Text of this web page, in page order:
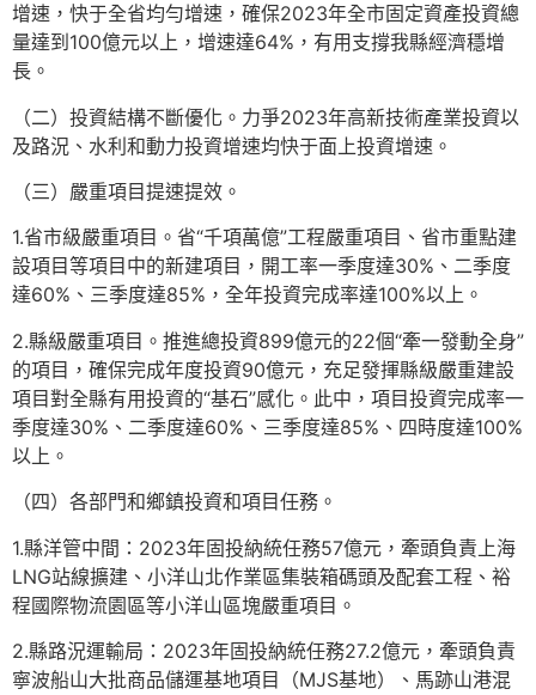
增速，快于全省均勻增速，確保2023年全市固定資產投資總
量達到100億元以上，增速達64%，有用支撐我縣經濟穩增
長。
（二）投資結構不斷優化。力爭2023年高新技術產業投資以
及路況、水利和動力投資增速均快于面上投資增速。
（三）嚴重項目提速提效。
1.省市級嚴重項目。省“千項萬億”工程嚴重項目、省市重點建
設項目等項目中的新建項目，開工率一季度達30%、二季度
達60%、三季度達85%，全年投資完成率達100%以上。
2.縣級嚴重項目。推進總投資899億元的22個“牽一發動全身”
的項目，確保完成年度投資90億元，充足發揮縣級嚴重建設
項目對全縣有用投資的“基石”感化。此中，項目投資完成率一
季度達30%、二季度達60%、三季度達85%、四時度達100%
以上。
（四）各部門和鄉鎮投資和項目任務。
1.縣洋管中間：2023年固投納統任務57億元，牽頭負責上海
LNG站線擴建、小洋山北作業區集裝箱碼頭及配套工程、裕
程國際物流園區等小洋山區塊嚴重項目。
2.縣路況運輸局：2023年固投納統任務27.2億元，牽頭負責
寧波船山大批商品儲運基地項目（MJS基地）、馬跡山港混